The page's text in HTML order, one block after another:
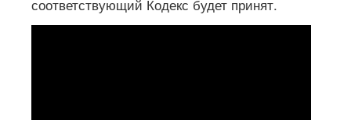
соответствующий Кодекс будет принят.